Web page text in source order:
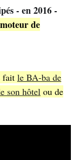
- en 2016 -
de
fait le BA-ba de
son hôtel ou de